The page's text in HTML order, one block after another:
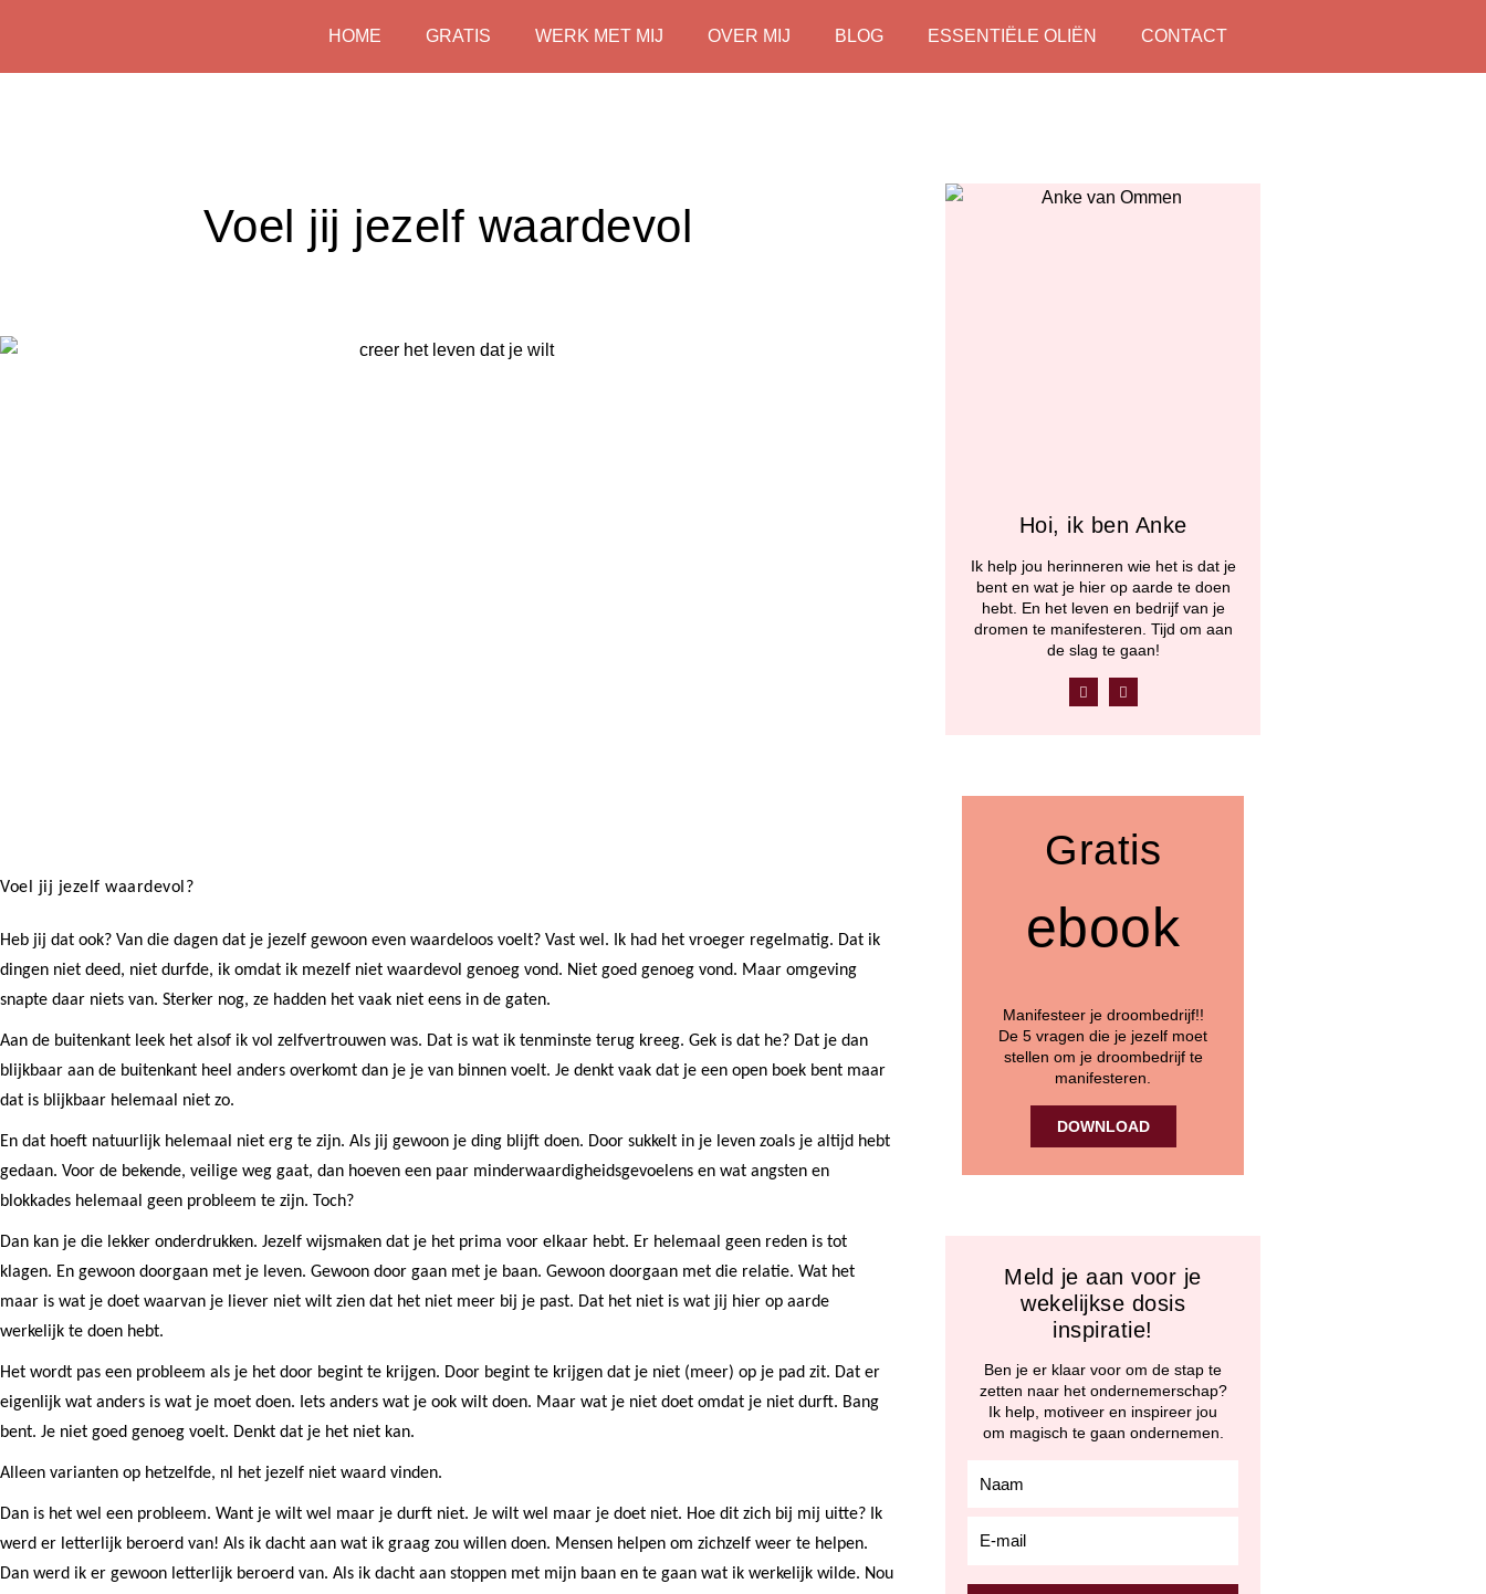
HOME GRATIS WERK MET MIJ OVER MIJ BLOG ESSENTIËLE OLIËN CONTACT
Voel jij jezelf waardevol
Voel jij jezelf waardevol?
Heb jij dat ook? Van die dagen dat je jezelf gewoon even waardeloos voelt? Vast wel. Ik had het vroeger regelmatig. Dat ik
dingen niet deed, niet durfde, ik omdat ik mezelf niet waardevol genoeg vond. Niet goed genoeg vond. Maar omgeving
snapte daar niets van. Sterker nog, ze hadden het vaak niet eens in de gaten.
Aan de buitenkant leek het alsof ik vol zelfvertrouwen was. Dat is wat ik tenminste terug kreeg. Gek is dat he? Dat je dan
blijkbaar aan de buitenkant heel anders overkomt dan je je van binnen voelt. Je denkt vaak dat je een open boek bent maar
dat is blijkbaar helemaal niet zo.
En dat hoeft natuurlijk helemaal niet erg te zijn. Als jij gewoon je ding blijft doen. Door sukkelt in je leven zoals je altijd hebt
gedaan. Voor de bekende, veilige weg gaat, dan hoeven een paar minderwaardigheidsgevoelens en wat angsten en
blokkades helemaal geen probleem te zijn. Toch?
Dan kan je die lekker onderdrukken. Jezelf wijsmaken dat je het prima voor elkaar hebt. Er helemaal geen reden is tot
klagen. En gewoon doorgaan met je leven. Gewoon door gaan met je baan. Gewoon doorgaan met die relatie. Wat het
maar is wat je doet waarvan je liever niet wilt zien dat het niet meer bij je past. Dat het niet is wat jij hier op aarde
werkelijk te doen hebt.
Het wordt pas een probleem als je het door begint te krijgen. Door begint te krijgen dat je niet (meer) op je pad zit. Dat er
eigenlijk wat anders is wat je moet doen. Iets anders wat je ook wilt doen. Maar wat je niet doet omdat je niet durft. Bang
bent. Je niet goed genoeg voelt. Denkt dat je het niet kan.
Alleen varianten op hetzelfde, nl het jezelf niet waard vinden.
Dan is het wel een probleem. Want je wilt wel maar je durft niet. Je wilt wel maar je doet niet. Hoe dit zich bij mij uitte? Ik
werd er letterlijk beroerd van! Als ik dacht aan wat ik graag zou willen doen. Mensen helpen om zichzelf weer te helpen.
Dan werd ik er gewoon letterlijk beroerd van. Als ik dacht aan stoppen met mijn baan en te gaan wat ik werkelijk wilde. Nou
Hoi, ik ben Anke
Ik help jou herinneren wie het is dat je
bent en wat je hier op aarde te doen
hebt. En het leven en bedrijf van je
dromen te manifesteren. Tijd om aan
de slag te gaan!
F
a
Y
o
Gratis
ebook
Manifesteer je droombedrijf!!
De 5 vragen die je jezelf moet
stellen om je droombedrijf te
manifesteren.
DOWNLOAD
Meld je aan voor je
wekelijkse dosis
inspiratie!
Ben je er klaar voor om de stap te
zetten naar het ondernemerschap?
Ik help, motiveer en inspireer jou
om magisch te gaan ondernemen.